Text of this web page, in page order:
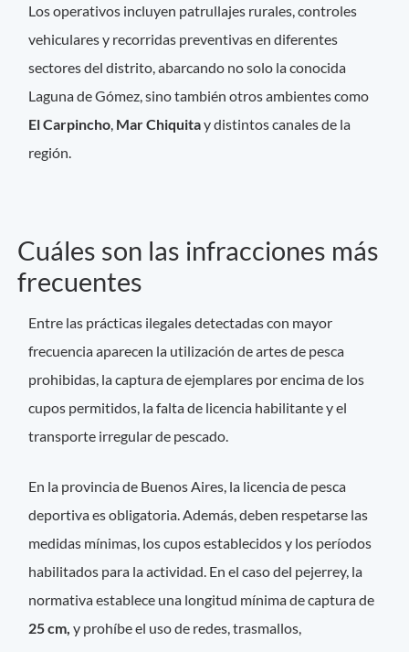
Los operativos incluyen patrullajes rurales, controles
vehiculares y recorridas preventivas en diferentes
sectores del distrito, abarcando no solo la conocida
Laguna de Gómez, sino también otros ambientes como
El Carpincho Mar Chiquitay distintos canales de la
región.
Cuáles son las infracciones más
frecuentes
Entre las prácticas ilegales detectadas con mayor
frecuencia aparecen la utilización de artes de pesca
prohibidas, la captura de ejemplares por encima de los
cupos permitidos, la falta de licencia habilitante y el
transporte irregular de pescado.
En la provincia de Buenos Aires, la licencia de pesca
deportiva es obligatoria. Además, deben respetarse las
medidas mínimas, los cupos establecidos y los períodos
habilitados para la actividad. En el caso del pejerrey, la
normativa establece una longitud mínima de captura de
25 cm,y prohíbe el uso de redes, trasmallos,